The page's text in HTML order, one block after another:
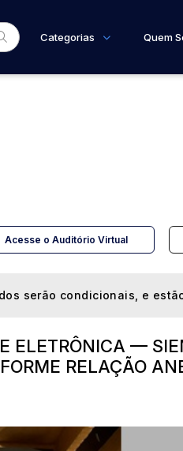
Categorias Quem
Acesse o Auditório Virtual
serão condicionais, e
ELETRÔNICA —
RELAÇÃO